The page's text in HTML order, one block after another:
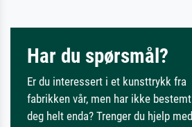
Har du spørsmål?
Er du interessert i et kunsttrykk fra
fabrikken vår, men har ikke bestemt
deg helt enda? Trenger du hjelp med